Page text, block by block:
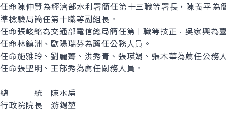
任命陳伸賢為經濟部水利署簡任第十三職等署長，陳義平
準檢驗局簡任第十職等副組長。
任命張峻銘為交通部電信總局簡任第十職等技正，吳家興為
任命林鎮洲、歐陽瑞芬為薦任公務人員。
任命施雅玲、劉麗菁、洪秀青、張瑛娟、張木華為薦任公務
任命張聖明、王郁秀為薦任關務人員。
總 統 陳水扁
行政院院長 游錫堃